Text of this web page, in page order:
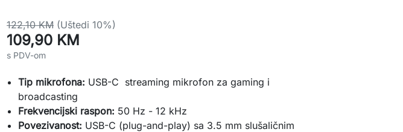
122,10 KM (Uštedi 10%)
109,90 KM
s PDV-om
Tip mikrofona: USB-C streaming mikrofon za gaming i
broadcasting
Frekvencijski raspon: 50 Hz - 12 kHz
Povezivanost: USB-C (plug-and-play) sa 3.5 mm slušaličnim